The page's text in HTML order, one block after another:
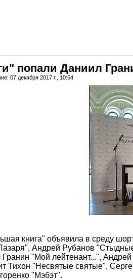
попали Даниил
07 декабря 2017 г., 10:54
книга" объявила в среду
Андрей Рубанов
Гранин "Мой лейтенант...",
Тихон "Несвятые святые",
"Мэбэт".